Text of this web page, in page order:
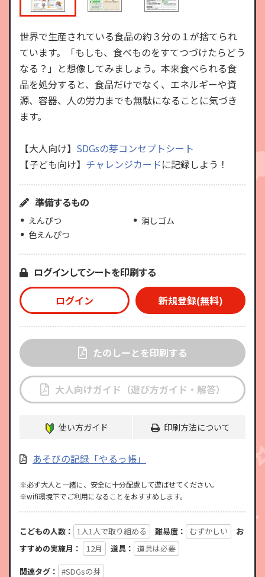
世界で生産されている食品の約３分の１が捨てられ
ています。「もしも、食べものをすてつづけたらどう
なる？」と想像してみましょう。本来食べられる食
品を処分すると、食品だけでなく、エネルギーや資
源、容器、人の労力までも無駄になることに気づき
ます。
【大人向け】 SDGsの芽コンセプトシート
【子ども向け】 チャレンジカードに記録しよう！
準備するもの
えんぴつ
消しゴム
色えんぴつ
ログインしてシートを印刷する
ログイン
新規登録(無料)
たのしーとを印刷する
大人向けガイド（遊び方ガイド・解答）
使い方ガイド 印刷方法について
あそびの記録「やるっ帳」
※必ず大人と一緒に、安全に十分配慮して遊ばせてください。
※wifi環境下でご利用になることをおすすめします。
こどもの人数： 1人1人で取り組める 難易度： むずかしい
お
すすめの実施月：
12月 道具： 道具は必要
関連タグ： #SDGsの芽